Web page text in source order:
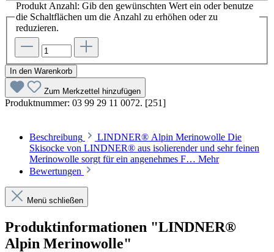
Produkt Anzahl: Gib den gewünschten Wert ein oder benutze
die Schaltflächen um die Anzahl zu erhöhen oder zu
reduzieren.
In den Warenkorb
Zum Merkzettel hinzufügen
Produktnummer: 03 99 29 11 0072. [251]
Beschreibung
LINDNER® Alpin Merinowolle Die
Skisocke von LINDNER® aus isolierender und sehr feinen
Merinowolle sorgt für ein angenehmes F… Mehr
Bewertungen
Menü schließen
Produktinformationen "LINDNER®
Alpin Merinowolle"